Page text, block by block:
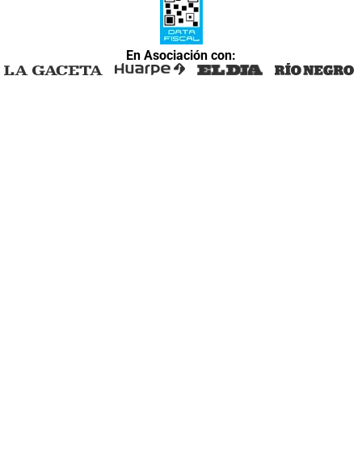
En Asociación con: